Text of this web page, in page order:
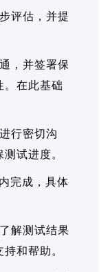
评估，并提
，并签署保
。在此基础
行密切沟
试进度。
完成，具体
解测试结果
和帮助。